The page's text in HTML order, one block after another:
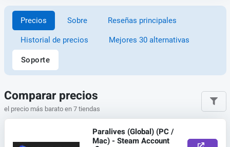
Precios Sobre Reseñas principales
Historial de precios Mejores 30 alternativas
Soporte
Comparar precios
el precio más barato en 7 tiendas
Paralives (Global) (PC /
Mac) - Steam Account